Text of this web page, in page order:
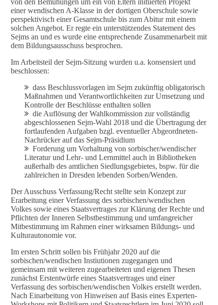
einer wendischen A-Klasse in der dortigen Oberschule sowie
perspektivisch einer Gesamtschule bis zum Abitur mit einem
solchen Angebot. Er regte ein unterstützendes Statement des
Sejms an und es wurde eine entsprechende Zusammenarbeit mit
dem Bildungsausschuss besprochen.
Im Arbeitsteil der Sejm-Sitzung wurden u.a. konsensiert und
beschlossen:
dass Beschlussvorlagen im Sejm zukünftig obligatorisch
Maßnahmen und Verantwortlichkeiten zur Umsetzung und
Kontrolle der Beschlüsse enthalten sollen
die Auflösung der Wahlkommission zur vollständig
abgeschlossenen Sejm-Wahl 2018 und die Übertragung der
fortlaufenden Aufgaben bzgl. eventueller Abgeordneten-
Nachrücker auf das Sejm-Präsidium
Forderung um Vorhaltung von sorbischer/wendischer
Literatur und Lehr- und Lernmittel auch in Bibliotheken
außerhalb des amtlichen Siedlungsgebietes, bspw. für die
zahlreichen in Dresden lebenden Sorben/Wenden.
Der Ausschuss Verfassung/Recht stellte sein Konzept zur
Erarbeitung einer Verfassung des sorbischen/wendischen
Volkes sowie eines Staatsvertrages zur Klärung der Rechte und
Pflichten der Inneren Selbstbestimmung und umfangreicher
Mitbestimmung im Rahmen einer wirksamen Bildungs- und
Kulturautonomie vor.
Im ersten Schritt sollen bis Frühjahr 2020 auf die
sorbischen/wendischen Instiutionen zugegangen und
gemeinsam mit weiteren zugearbeiteten und eigenen Thesen
zunächst Erstentwürfe eines Staatsvertrages und einer
Verfassung des sorbischen/wendischen Volkes erstellt werden.
Nach Einarbeitung von Hinweisen auf Basis eines Experten-